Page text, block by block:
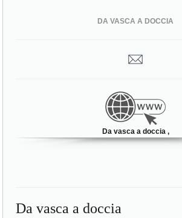
DA VASCA A DOCCIA
Da vasca a doccia ,
Da vasca a doccia